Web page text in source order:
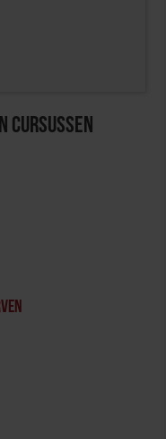
Cursussen